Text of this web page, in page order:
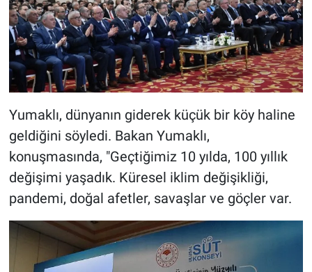
Yumaklı, dünyanın giderek küçük bir köy haline
geldiğini söyledi. Bakan Yumaklı,
konuşmasında, "Geçtiğimiz 10 yılda, 100 yıllık
değişimi yaşadık. Küresel iklim değişikliği,
pandemi, doğal afetler, savaşlar ve göçler var.